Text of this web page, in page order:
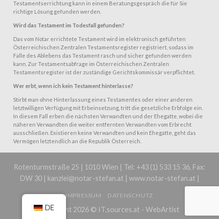
Testamentserrichtung kann in einem Beratungsgespräch die für Sie
richtige Lösung gefunden werden.
Wird das Testament im Todesfall gefunden?
Das vom Notar errichtete Testament wird im elektronisch geführten
Österreichischen Zentralen Testamentsregister registriert, sodass im
Falle des Ablebens das Testament rasch und sicher gefunden werden
kann. Zur Testamentsabfrage im Österreichischen Zentralen
Testamentsregister ist der zuständige Gerichtskommissär verpflichtet.
Wer erbt, wenn ich kein Testament hinterlasse?
Stirbt man ohne Hinterlassung eines Testamentes oder einer anderen
letztwilligen Verfügung mit Erbeinsetzung, tritt die gesetzliche Erbfolge ein.
In diesem Fall erben die nächsten Verwandten und der Ehegatte, wobei die
näheren Verwandten die weiter entfernten Verwandten vom Erbrecht
ausschließen. Existieren keine Verwandten und kein Ehegatte, geht das
Vermögen letztendlich an die Republik Österreich.
Rotenturmstraße 25 | 1010 Wien | Tel: +43 (1) 533 15 36, Fax:
DW 30 | kanzlei@notar-stefan.at | www.notar-stefan.at |
IMPRESSUM DATENSCHUTZ
Copyright 2026 © IT.sources.at - WebArtist
DE